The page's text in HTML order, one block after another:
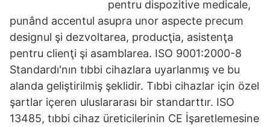
pentru dispozitive medicale,
punând accentul asupra unor aspecte precum
designul şi dezvoltarea, producţia, asistenţa
pentru clienţi şi asamblarea. ISO 9001:2000-8
Standardı'nın tıbbi cihazlara uyarlanmış ve bu
alanda geliştirilmiş şeklidir. Tıbbi cihazlar için özel
şartlar içeren uluslararası bir standarttır. ISO
13485, tıbbi cihaz üreticilerinin CE İşaretlemesine